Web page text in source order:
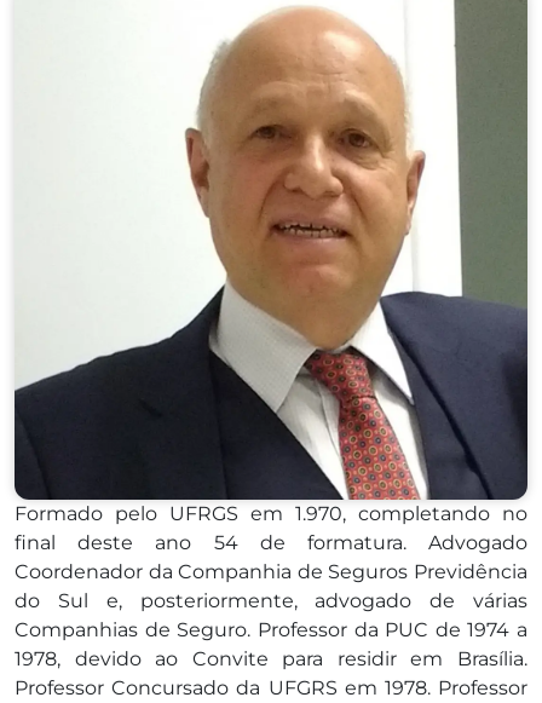
Formado pelo UFRGS em 1.970, completando no
final deste ano 54 de formatura. Advogado
Coordenador da Companhia de Seguros Previdência
do Sul e, posteriormente, advogado de várias
Companhias de Seguro. Professor da PUC de 1974 a
1978, devido ao Convite para residir em Brasília.
Professor Concursado da UFGRS em 1978. Professor